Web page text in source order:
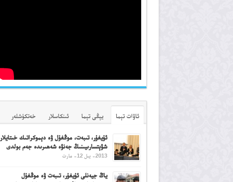
ئاۋات تېما يېڭى تېما ئىنكاسلار خەتكۈشلەر
ئۇيغۇر، تىبەت، موڭغۇل ۋە دېموكراتىك خىتايلار
شۋېتسارىيىنىڭ جەنۋە شەھىرىدە جەم بولدى
2013- يىل 12- مارت
ياڭ جيەنلى ئۇيغۇر، تىبەت ۋە موڭغۇل